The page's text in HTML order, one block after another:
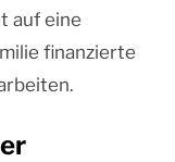
auf eine
finanzierte